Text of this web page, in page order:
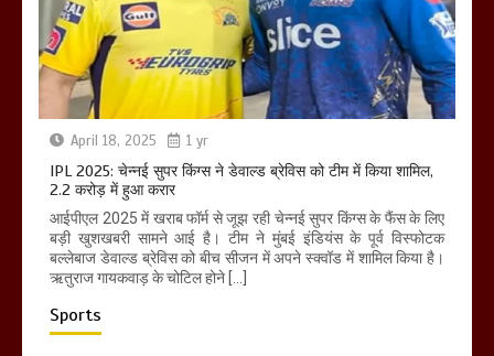
April 18, 2025 1 yr
IPL 2025: चेन्नई सुपर किंग्स ने डेवाल्ड ब्रेविस को टीम में किया शामिल,
2.2 करोड़ में हुआ करार
आईपीएल 2025 में खराब फॉर्म से जूझ रही चेन्नई सुपर किंग्स के फैंस के लिए
बड़ी खुशखबरी सामने आई है। टीम ने मुंबई इंडियंस के पूर्व विस्फोटक
बल्लेबाज डेवाल्ड ब्रेविस को बीच सीजन में अपने स्क्वॉड में शामिल किया है।
ऋतुराज गायकवाड़ के चोटिल होने […]
Sports